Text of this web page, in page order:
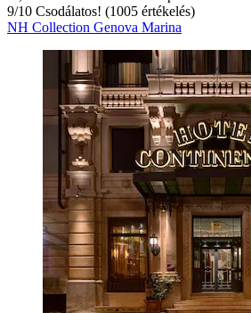
9/10 Csodálatos! (1005 értékelés)
NH Collection Genova Marina